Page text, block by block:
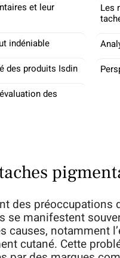
et leur
indéniable
des produits Isdin
des
Les
des
se manifestent
causes, notamment
cutané. Cette